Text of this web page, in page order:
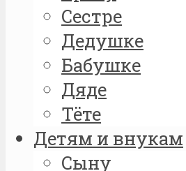
Сестре
Дедушке
Бабушке
Дяде
Тёте
Детям и внукам
Сыну